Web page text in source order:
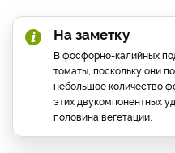
На заметку
В фосфорно-калийных
томаты, поскольку они
небольшое количество
этих двукомпонентных
половина вегетации.